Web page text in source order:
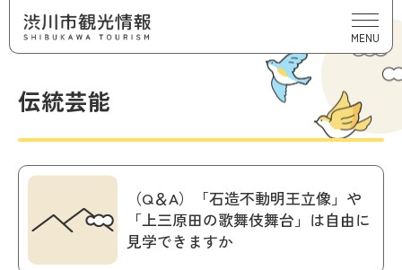
MENU
伝統芸能
（Q＆A）「石造不動明王立像」や
「上三原田の歌舞伎舞台」は自由に
見学できますか